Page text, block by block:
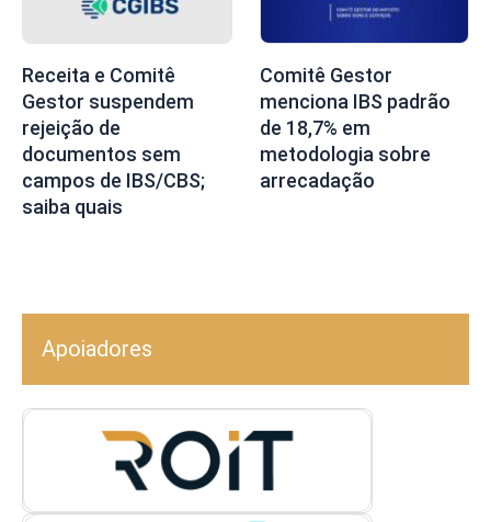
Receita e Comitê
Gestor suspendem
rejeição de
documentos sem
campos de IBS/CBS;
saiba quais
Comitê Gestor
menciona IBS padrão
de 18,7% em
metodologia sobre
arrecadação
Apoiadores